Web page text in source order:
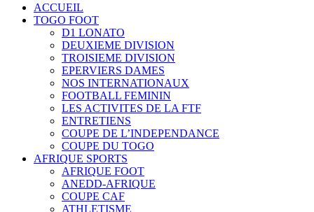
ACCUEIL
TOGO FOOT
D1 LONATO
DEUXIEME DIVISION
TROISIEME DIVISION
EPERVIERS DAMES
NOS INTERNATIONAUX
FOOTBALL FEMININ
LES ACTIVITES DE LA FTF
ENTRETIENS
COUPE DE L’INDEPENDANCE
COUPE DU TOGO
AFRIQUE SPORTS
AFRIQUE FOOT
ANEDD-AFRIQUE
COUPE CAF
ATHLETISME